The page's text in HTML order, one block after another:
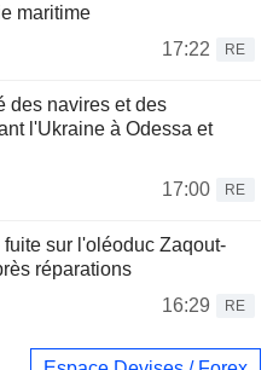
maritime
17:22
RE
des navires et des
l'Ukraine à Odessa et
17:00
RE
sur l'oléoduc Zaqout-
réparations
16:29
RE